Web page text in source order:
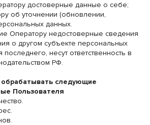
достоверные данные о себе;
об уточнении (обновлении,
данных.
Оператору недостоверные сведения
о другом субъекте персональных
несут ответственность в
РФ.
следующие
Пользователя